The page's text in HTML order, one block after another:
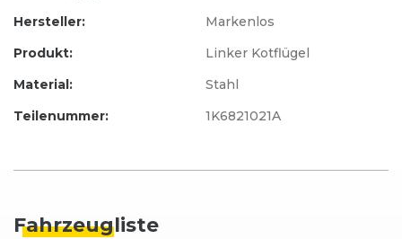
Hersteller:
Markenlos
Produkt:
Linker Kotflügel
Material:
Stahl
Teilenummer:
1K6821021A
Fahrzeugliste